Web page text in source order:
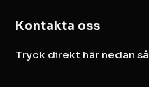
Kontakta oss
Tryck direkt här nedan